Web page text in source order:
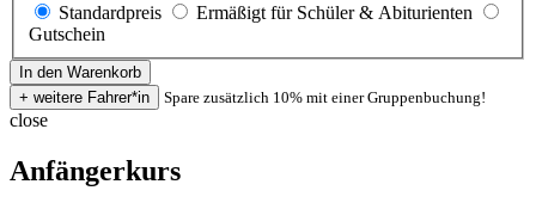
Standardpreis
Ermäßigt für Schüler & Abiturienten
Gutschein
Spare zusätzlich 10% mit einer Gruppenbuchung!
close
Anfängerkurs